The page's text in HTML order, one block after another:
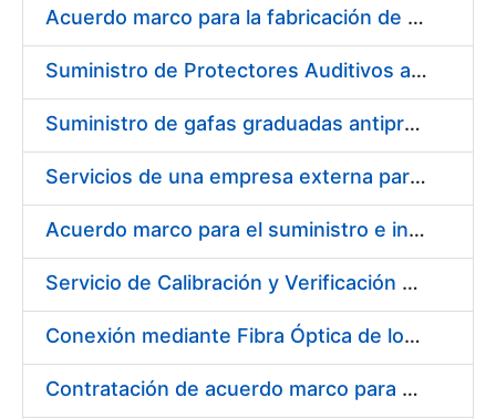
Acuerdo marco para la fabricación de piezas
Suministro de Protectores Auditivos a medida para las personas trabajadoras de los Centros de Trabajo de Madrid y Burgos
Suministro de gafas graduadas antiproyecciones para los trabajadores de la FNMT-RCM en los centros de trabajo de Madrid y Burgos
Servicios de una empresa externa para el asesoramiento y resolución de los recursos de alzada que se presentan relacionados con procesos de selección para la FNMT-RCM
Acuerdo marco para el suministro e instalación de persianas, estores y otros complementos
Servicio de Calibración y Verificación Externa de los Equipos de Medición del Servicio de Prevención de la FNMT-RCM
Conexión mediante Fibra Óptica de los Centros de Proceso de Datos (CPDs) de las sedes de la FNMT-RCM de Burgos y Madrid
Contratación de acuerdo marco para el Suministro de Material de Electricidad para la Fábrica Nacional de Moneda y Timbre-Real Casa de la Moneda en su centro de trabajo de Burgos